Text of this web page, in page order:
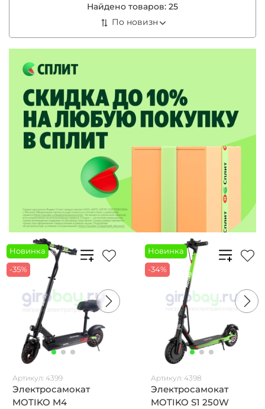
Найдено товаров: 25
Новинка
-35%
Артикул: 4399
Электросамокат
MOTIKO M4
Новинка
-34%
Артикул: 4398
Электросамокат
MOTIKO S1 250W